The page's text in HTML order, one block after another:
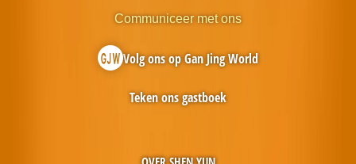
Communiceer met ons
Volg ons op Gan Jing World
Teken ons gastboek